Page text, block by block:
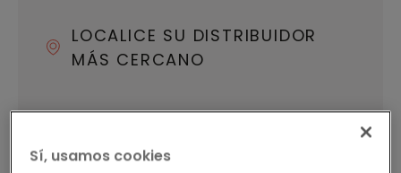
LOCALICE SU DISTRIBUIDOR
MÁS CERCANO
Sí, usamos cookies